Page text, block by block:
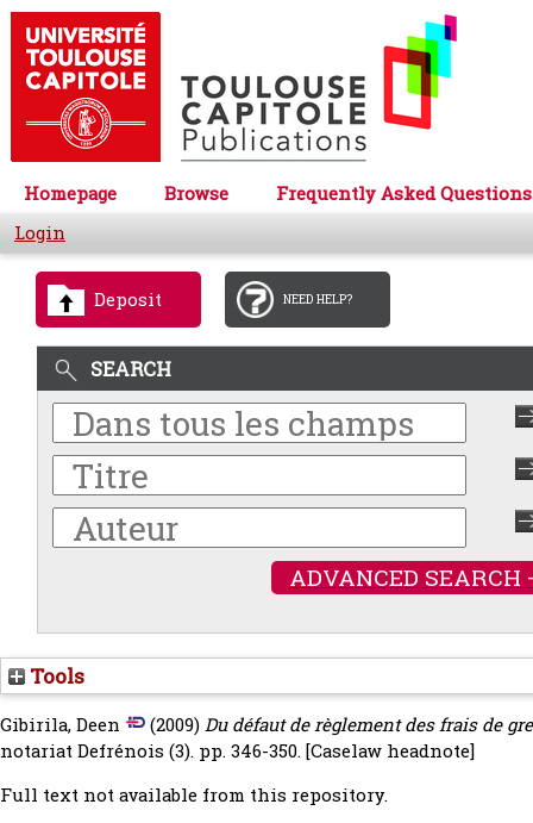
Homepage Browse
Frequently Asked Questions
Login
Deposit NEED HELP?
SEARCH
ADVANCED SEARCH
Tools
Gibirila, Deen (2009)Du défaut de règlement des frais de
notariat Defrénois (3). pp. 346-350.[Caselaw headnote]
Full text not available from this repository.